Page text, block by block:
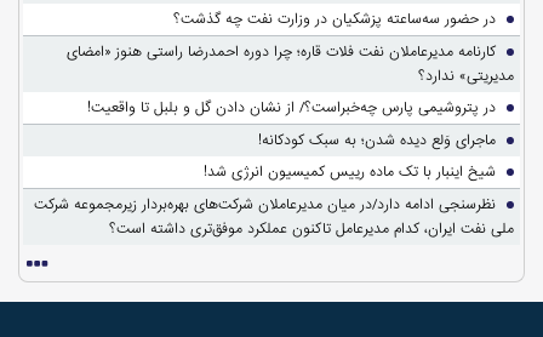
در حضور سه‌ساعته پزشکیان در وزارت نفت چه گذشت؟
کارنامه مدیرعاملان نفت فلات قاره؛ چرا دوره احمدرضا راستی هنوز «امضای
مدیریتی» ندارد؟
در پتروشیمی پارس چه‌خبراست؟/ از نشان دادن گل و بلبل تا واقعیت!
ماجرای وَلع دیده شدن؛ به سبک کودکانه!
شیخ اینبار با تک ماده رییس کمیسیون انرژی شد!
نظرسنجی ادامه دارد/در میان مدیرعاملان شرکت‌های بهره‌بردار زیرمجموعه شرکت
ملی نفت ایران، کدام مدیرعامل تاکنون عملکرد موفق‌تری داشته است؟